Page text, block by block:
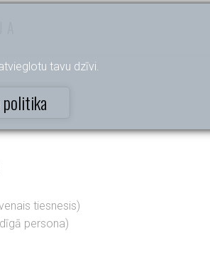
tavu dzīvi.
politika
tiesnesis)
persona)